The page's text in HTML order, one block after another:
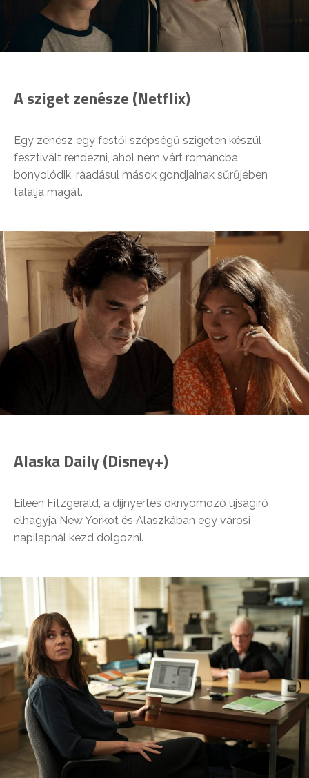
A sziget zenésze (Netflix)
Egy zenész egy festői szépségű szigeten készül
fesztivált rendezni, ahol nem várt románcba
bonyolódik, ráadásul mások gondjainak sűrűjében
találja magát.
Alaska Daily (Disney+)
Eileen Fitzgerald, a díjnyertes oknyomozó újságíró
elhagyja New Yorkot és Alaszkában egy városi
napilapnál kezd dolgozni.